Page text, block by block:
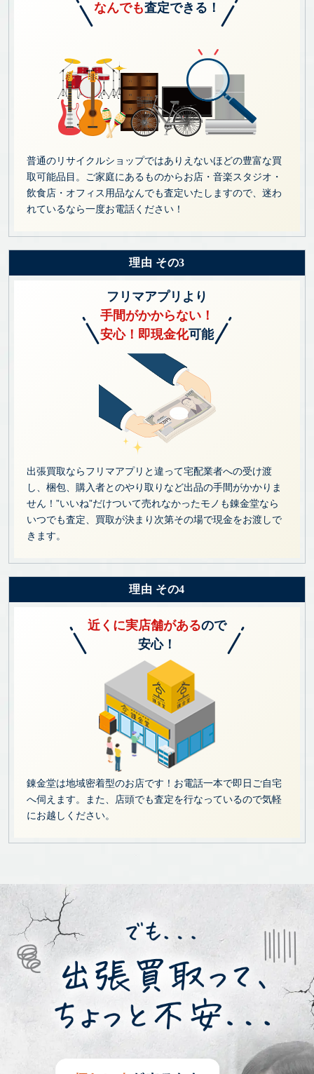
なんでも査定できる！
普通のリサイクルショップではありえないほどの豊富な買
取可能品目。ご家庭にあるものからお店・音楽スタジオ・
飲食店・オフィス用品なんでも査定いたしますので、迷わ
れているなら一度お電話ください！
理由 その3
フリマアプリより
手間がかからない！
安心！即現金化可能
出張買取ならフリマアプリと違って宅配業者への受け渡
し、梱包、購入者とのやり取りなど出品の手間がかかりま
せん！”いいね”だけついて売れなかったモノも錬金堂なら
いつでも査定、買取が決まり次第その場で現金をお渡しで
きます。
理由 その4
近くに実店舗があるので
安心！
錬金堂は地域密着型のお店です！お電話一本で即日ご自宅
へ伺えます。また、店頭でも査定を行なっているので気軽
にお越しください。